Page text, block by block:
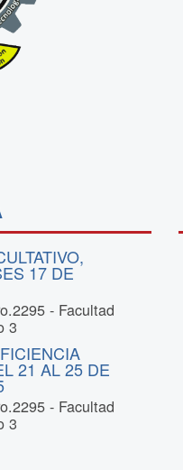
17 DE
- Facultad
3
21 AL 25 DE
- Facultad
3